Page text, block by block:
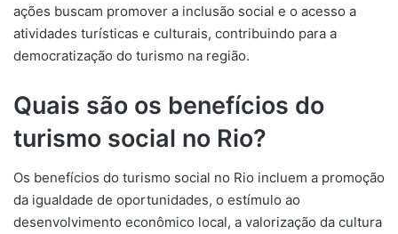
ações buscam promover a inclusão social e o acesso a
atividades turísticas e culturais, contribuindo para a
democratização do turismo na região.
Quais são os benefícios do
turismo social no Rio?
Os benefícios do turismo social no Rio incluem a promoção
da igualdade de oportunidades, o estímulo ao
desenvolvimento econômico local, a valorização da cultura